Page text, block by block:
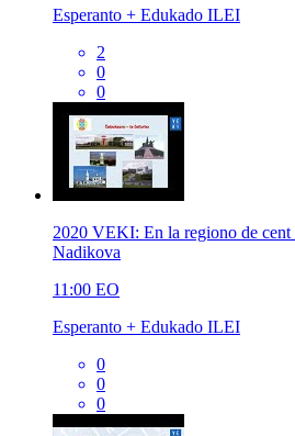
Esperanto + Edukado ILEI
2
0
0
2020 VEKI: En la regiono de
Nadikova
11:00 EO
Esperanto + Edukado ILEI
0
0
0